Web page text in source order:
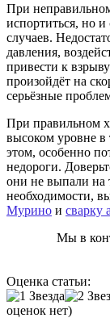
При
испортиться, но
случаев.
давления,
привести к
произойдёт на
серьёзные
При правильном
высоком уровне в
этом, особенно
недороги.
они не выпали на
необходимости,
Мурино и сварку
Мы в
Оценка статьи:
оценок нет)